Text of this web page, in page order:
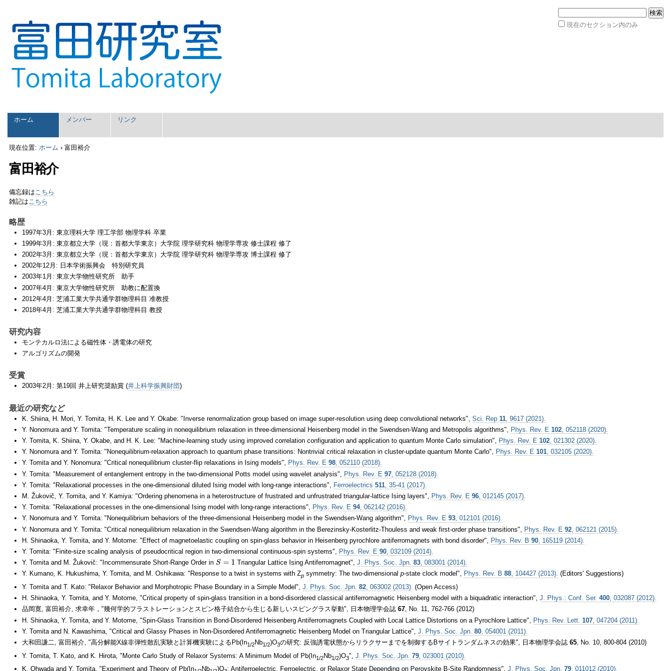
テ
ン
ツ
に
飛
ゲ
シ
ョ
ン
に
ぶ
ソ
サイトを検索
現在のセクション内のみ
セ
シ
ョ
ン
ホーム メンバー リンク
現在位置: ホーム ›富田裕介
富田裕介
備忘録は こちら
雑記は こちら
略歴
1997年3月: 東京理科大学 理工学部 物理学科 卒業
1999年3月: 東京都立大学（現：首都大学東京）大学院 理学研究科 物理学専攻 修士課程 修了
2002年3月: 東京都立大学（現：首都大学東京）大学院 理学研究科 物理学専攻 博士課程 修了
2002年12月: 日本学術振興会 特別研究員
2003年1月: 東京大学物性研究所 助手
2007年4月: 東京大学物性研究所 助教に配置換
2012年4月: 芝浦工業大学共通学群物理科目 准教授
2018年4月: 芝浦工業大学共通学群物理科目 教授
研究内容
モンテカルロ法による磁性体・誘電体の研究
アルゴリズムの開発
受賞
2003年2月: 第19回 井上研究奨励賞 (井上科学振興財団)
最近の研究など
K. Shiina, H. Mori, Y. Tomita, H. K. Lee and Y. Okabe: "Inverse renormalization group based on image super-resolution using deep convolutional networks", Sci. Rep 11, 9617 (2021).
Y. Nonomura and Y. Tomita: "Temperature scaling in nonequilibrium relaxation in three-dimensional Heisenberg model in the Swendsen-Wang and Metropolis algorithms",
Phys. Rev. E 102, 052118 (2020).
Y. Tomita, K. Shiina, Y. Okabe, and H. K. Lee: "Machine-learning study using improved correlation configuration and application to quantum Monte Carlo simulation", Phys. Rev. E 102, 021302 (2020).
Y. Nonomura and Y. Tomita: "Nonequilibrium-relaxation approach to quantum phase transitions: Nontrivial critical relaxation in cluster-update quantum Monte Carlo", Phys. Rev. E 101, 032105 (2020).
Y. Tomita and Y. Nonomura: "Critical nonequilibrium cluster-flip relaxations in Ising models", Phys. Rev. E 98, 052110 (2018).
Y. Tomita: "Measurement of entanglement entropy in the two-dimensional Potts model using wavelet analysis", Phys. Rev. E 97, 052128 (2018).
Y. Tomita: "Relaxational processes in the one-dimensional diluted Ising model with long-range interactions",
Ferroelectrics 511, 35-41 (2017).
M. Žukovič, Y. Tomita, and Y. Kamiya: "Ordering phenomena in a heterostructure of frustrated and unfrustrated triangular-lattice Ising layers",
Phys. Rev. E 96, 012145 (2017).
Y. Tomita: "Relaxational processes in the one-dimensional Ising model with long-range interactions", Phys. Rev. E 94, 062142 (2016).
Y. Nonomura and Y. Tomita: "Nonequilibrium behaviors of the three-dimensional Heisenberg model in the Swendsen-Wang algorithm", Phys. Rev. E 93, 012101 (2016).
Y. Nonomura and Y. Tomita: "Critical nonequilibrium relaxation in the Swendsen-Wang algorithm in the Berezinsky-Kosterlitz-Thouless and weak first-order phase transitions", Phys. Rev. E 92, 062121 (2015).
H. Shinaoka, Y. Tomita, and Y. Motome: "Effect of magnetoelastic coupling on spin-glass behavior in Heisenberg pyrochlore antiferromagnets with bond disorder", Phys. Rev. B 90, 165119 (2014).
Y. Tomita: "Finite-size scaling analysis of pseudocritical region in two-dimensional continuous-spin systems",
Phys. Rev. E 90, 032109 (2014).
Y. Tomita and M. Žukovič: "Incommensurate Short-Range Order in S = 1
S=1 Triangular Lattice Ising Antiferromagnet",J. Phys. Soc. Jpn.83, 083001 (2014).
Y. Kumano, K. Hukushima, Y. Tomita, and M. Oshikawa: "Response to a twist in systems with Zpsymmetry: The two-dimensional p-state clock model", Phys. Rev. B 88, 104427 (2013). (Editors' Suggestions)
Y. Tomita and T. Kato: "Relaxor Behavior and Morphotropic Phase Boundary in a Simple Model", J. Phys. Soc. Jpn. 82, 063002 (2013). (Open Access)
H. Shinaoka, Y. Tomita, and Y. Motome, "Critical property of spin-glass transition in a bond-disordered classical antiferromagnetic Heisenberg model with a biquadratic interaction", J. Phys.: Conf. Ser. 400, 032087 (2012).
品岡寛, 富田裕介, 求幸年，"幾何学的フラストレーションとスピン格子結合から生じる新しいスピングラス挙動", 日本物理学会誌 67, No. 11, 762-766 (2012)
H. Shinaoka, Y. Tomita, and Y. Motome, "Spin-Glass Transition in Bond-Disordered Heisenberg Antiferromagnets Coupled with Local Lattice Distortions on a Pyrochlore Lattice", Phys. Rev. Lett. 107, 047204 (2011).
Y. Tomita and N. Kawashima, "Critical and Glassy Phases in Non-Disordered Antiferromagnetic Heisenberg Model on Triangular Lattice", J. Phys. Soc. Jpn. 80, 054001 (2011).
大和田謙二, 富田裕介, "高分解能X線非弾性散乱実験と計算機実験によるPb(In1/2Nb1/2)O3の研究: 反強誘電状態からリラクサーまでを制御するBサイトランダムネスの効果", 日本物理学会誌 65, No. 10, 800-804 (2010)
Y. Tomita, T. Kato, and K. Hirota, "Monte Carlo Study of Relaxor Systems: A Minimum Model of Pb(In1/2Nb1/2)O3", J. Phys. Soc. Jpn. 79, 023001 (2010).
K. Ohwada and Y. Tomita, "Experiment and Theory of Pb(In
Nb )O : Antiferroelectric, Ferroelectric, or Relaxor State Depending on Perovskite B-Site Randomness", J. Phys. Soc. Jpn. 79, 011012 (2010).